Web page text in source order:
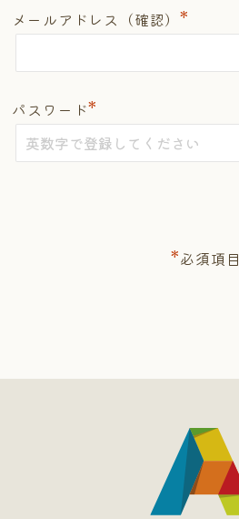
メールアドレス（確認）*
パスワード*
*必須項目